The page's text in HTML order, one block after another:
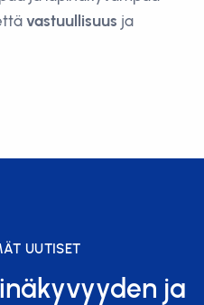
vastuullisuus ja
UUTISET
ja